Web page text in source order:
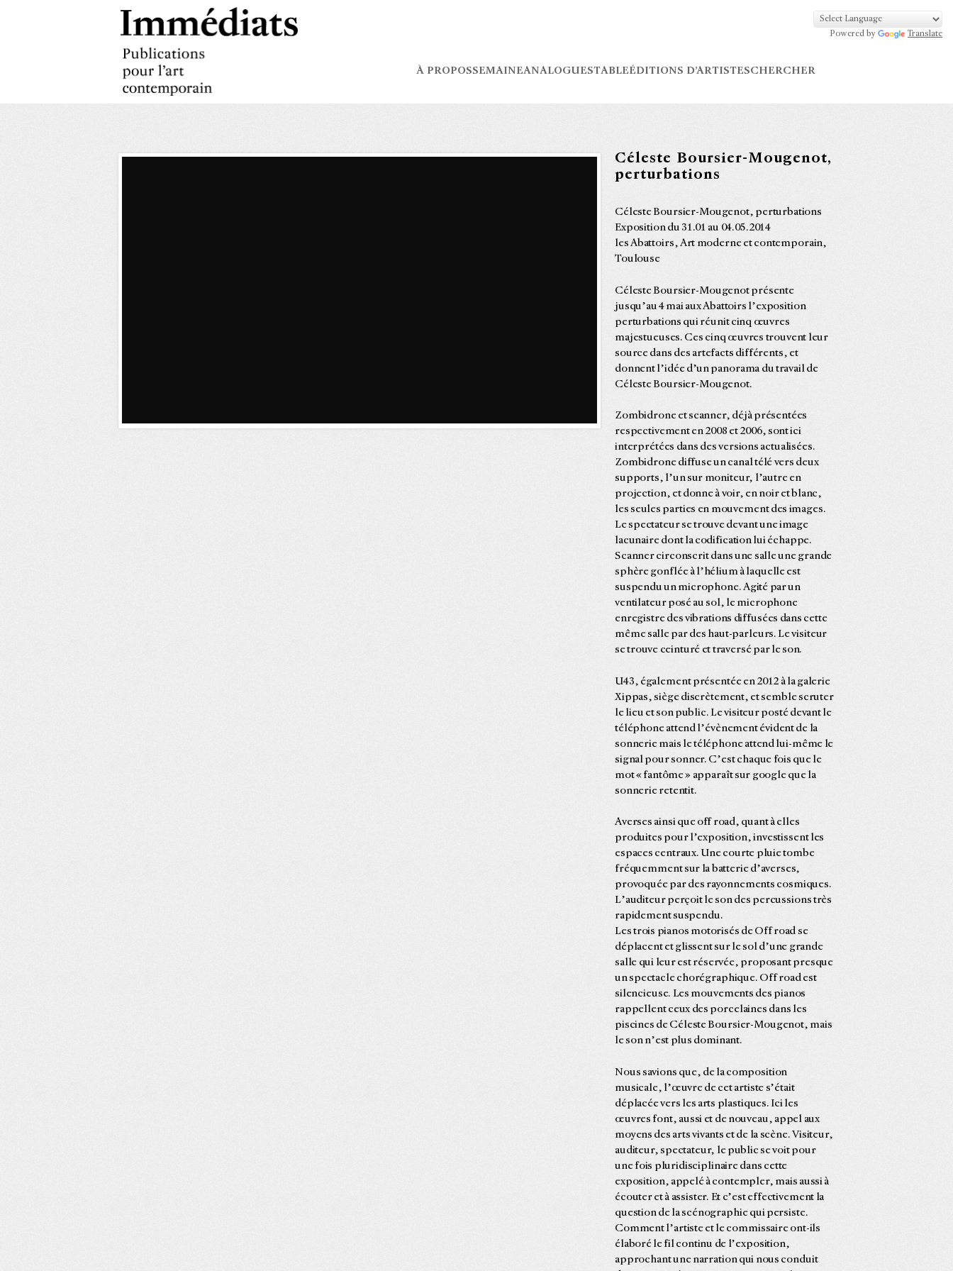
Powered by Translate
À PROPOSSEMAINEANALOGUESTABLEÉDITIONS D’ARTISTESCHERCHER
Céleste Boursier-Mougenot,
perturbations
Céleste Boursier-Mougenot, perturbations
Exposition du 31.01 au 04.05.2014
les Abattoirs, Art moderne et contemporain,
Toulouse
Céleste Boursier-Mougenot présente
jusqu’au 4 mai aux Abattoirs l’exposition
perturbations qui réunit cinq œuvres
majestueuses. Ces cinq œuvres trouvent leur
source dans des artefacts différents, et
donnent l’idée d’un panorama du travail de
Céleste Boursier-Mougenot.
Zombidrone et scanner, déjà présentées
respectivement en 2008 et 2006, sont ici
interprétées dans des versions actualisées.
Zombidrone diffuse un canal télé vers deux
supports, l’un sur moniteur, l’autre en
projection, et donne à voir, en noir et blanc,
les seules parties en mouvement des images.
Le spectateur se trouve devant une image
lacunaire dont la codification lui échappe.
Scanner circonscrit dans une salle une grande
sphère gonflée à l’hélium à laquelle est
suspendu un microphone. Agité par un
ventilateur posé au sol, le microphone
enregistre des vibrations diffusées dans cette
même salle par des haut-parleurs. Le visiteur
se trouve ceinturé et traversé par le son.
U43, également présentée en 2012 à la galerie
Xippas, siège discrètement, et semble scruter
le lieu et son public. Le visiteur posté devant le
téléphone attend l’évènement évident de la
sonnerie mais le téléphone attend lui-même le
signal pour sonner. C’est chaque fois que le
mot « fantôme » apparaît sur google que la
sonnerie retentit.
Averses ainsi que off road, quant à elles
produites pour l’exposition, investissent les
espaces centraux. Une courte pluie tombe
fréquemment sur la batterie d’averses,
provoquée par des rayonnements cosmiques.
L’auditeur perçoit le son des percussions très
rapidement suspendu.
Les trois pianos motorisés de Off road se
déplacent et glissent sur le sol d’une grande
salle qui leur est réservée, proposant presque
un spectacle chorégraphique. Off road est
silencieuse. Les mouvements des pianos
rappellent ceux des porcelaines dans les
piscines de Céleste Boursier-Mougenot, mais
le son n’est plus dominant.
Nous savions que, de la composition
musicale, l’œuvre de cet artiste s’était
déplacée vers les arts plastiques. Ici les
œuvres font, aussi et de nouveau, appel aux
moyens des arts vivants et de la scène. Visiteur,
auditeur, spectateur, le public se voit pour
une fois pluridisciplinaire dans cette
exposition, appelé à contempler, mais aussi à
écouter et à assister. Et c’est effectivement la
question de la scénographie qui persiste.
Comment l’artiste et le commissaire ont-ils
élaboré le fil continu de l’exposition,
approchant une narration qui nous conduit